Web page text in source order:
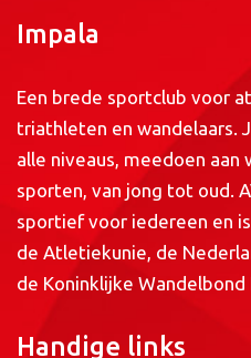
Impala
Een brede sportclub voor
triathleten en wandelaars.
alle niveaus, meedoen
sporten, van jong tot oud.
sportief voor iedereen en
de Atletiekunie, de
de Koninklijke Wandelbond
Handige links